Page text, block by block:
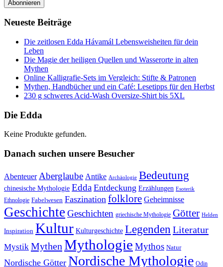
Neueste Beiträge
Die zeitlosen Edda Hávamál Lebensweisheiten für dein
Leben
Die Magie der heiligen Quellen und Wasserorte in alten
Mythen
Online Kalligrafie‑Sets im Vergleich: Stifte & Patronen
Mythen, Handbücher und ein Café: Lesetipps für den Herbst
230 g schweres Acid-Wash Oversize-Shirt bis 5XL
Die Edda
Keine Produkte gefunden.
Danach suchen unsere Besucher
Abenteuer Aberglaube Antike Archäologie Bedeutung
chinesische Mythologie Edda Entdeckung Erzählungen Esoterik
Ethnologie Fabelwesen Faszination folklore Geheimnisse
Geschichte Geschichten griechische Mythologie Götter Helden
Inspiration Kultur Kulturgeschichte Legenden Literatur
Mystik Mythen Mythologie Mythos Natur
Nordische Götter Nordische Mythologie Odin